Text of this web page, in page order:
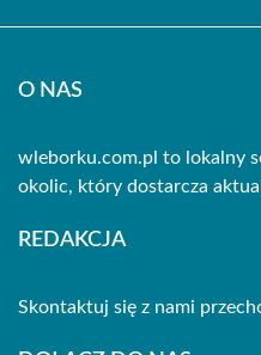
O NAS
wleborku.com.pl to lokalny
okolic, który dostarcza
REDAKCJA
Skontaktuj się z nami